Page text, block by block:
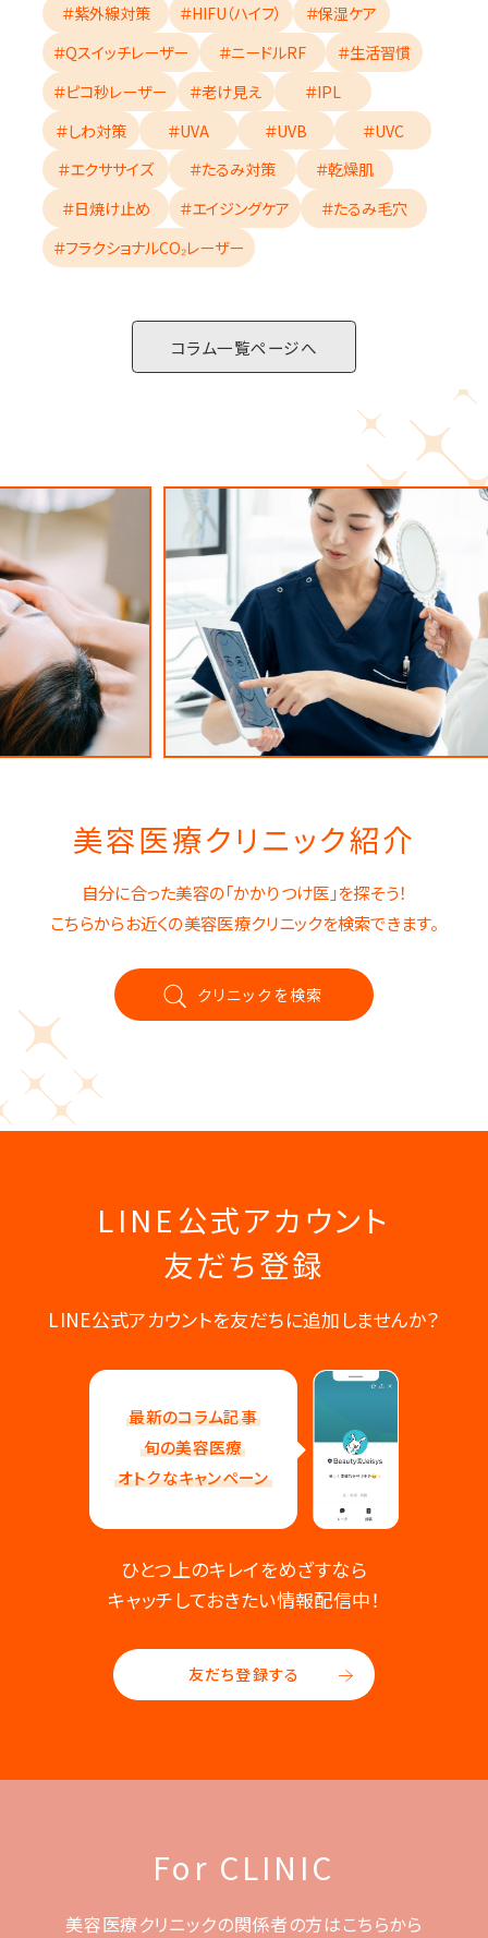
＃紫外線対策 ＃HIFU（ハイフ）
＃保湿ケア
＃Qスイッチレーザー
＃ニードルRF
＃生活習慣
＃ピコ秒レーザー
＃老け見え
＃IPL
＃しわ対策
＃UVA ＃UVB
＃UVC
＃エクササイズ
＃たるみ対策
＃乾燥肌
＃日焼け止め
＃エイジングケア
＃たるみ毛穴
＃フラクショナルCO₂レーザー
コラム一覧ページへ
美容医療クリニック紹介
自分に合った美容の「かかりつけ医」を探そう！
こちらからお近くの美容医療クリニックを検索できます。
クリニックを検索
LINE公式アカウント
友だち登録
LINE公式アカウントを友だちに追加しませんか？
最新のコラム記事
旬の美容医療
オトクなキャンペーン
ひとつ上のキレイをめざすなら
キャッチしておきたい情報配信中！
友だち登録する
For CLINIC
美容医療クリニックの関係者の方はこちらから